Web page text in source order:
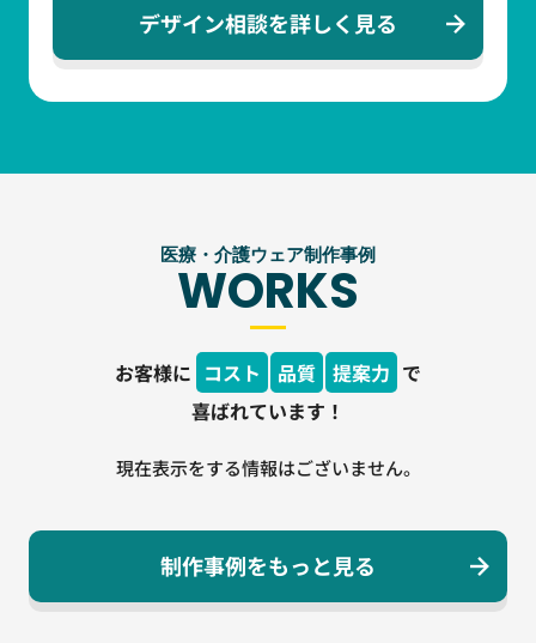
デザイン相談を詳しく見る
医療・介護ウェア制作事例
WORKS
お客様に コスト 品質 提案力 で
喜ばれています！
現在表示をする情報はございません。
制作事例をもっと見る